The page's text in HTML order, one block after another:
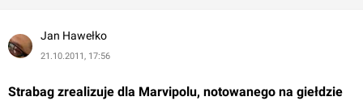
Jan Hawełko
21.10.2011, 17:56
Strabag zrealizuje dla Marvipolu, notowanego na giełdzie